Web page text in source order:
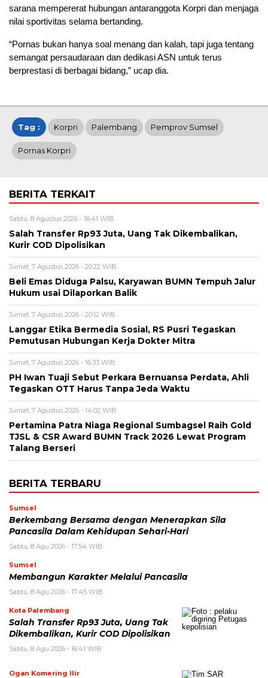
sarana mempererat hubungan antaranggota Korpri dan menjaga
nilai sportivitas selama bertanding.
“Pornas bukan hanya soal menang dan kalah, tapi juga tentang
semangat persaudaraan dan dedikasi ASN untuk terus
berprestasi di berbagai bidang,” ucap dia.
Tag : Korpri Palembang Pemprov Sumsel
Pornas Korpri
BERITA TERKAIT
Sabtu, 8 Agustus 2026 - 16:41 WIB
Salah Transfer Rp93 Juta, Uang Tak Dikembalikan,
Kurir COD Dipolisikan
Jumat, 7 Agustus 2026 - 20:22 WIB
Beli Emas Diduga Palsu, Karyawan BUMN Tempuh Jalur
Hukum usai Dilaporkan Balik
Jumat, 7 Agustus 2026 - 20:12 WIB
Langgar Etika Bermedia Sosial, RS Pusri Tegaskan
Pemutusan Hubungan Kerja Dokter Mitra
Jumat, 7 Agustus 2026 - 16:33 WIB
PH Iwan Tuaji Sebut Perkara Bernuansa Perdata, Ahli
Tegaskan OTT Harus Tanpa Jeda Waktu
Jumat, 7 Agustus 2026 - 14:02 WIB
Pertamina Patra Niaga Regional Sumbagsel Raih Gold
TJSL & CSR Award BUMN Track 2026 Lewat Program
Talang Berseri
BERITA TERBARU
Sumsel
Berkembang Bersama dengan Menerapkan Sila
Pancasila Dalam Kehidupan Sehari-Hari
Sabtu, 8 Agu 2026 - 17:54 WIB
Sumsel
Membangun Karakter Melalui Pancasila
Sabtu, 8 Agu 2026 - 17:45 WIB
Kota Palembang
Salah Transfer Rp93 Juta, Uang Tak
Dikembalikan, Kurir COD Dipolisikan
Sabtu, 8 Agu 2026 - 16:41 WIB
Ogan Komering Ilir